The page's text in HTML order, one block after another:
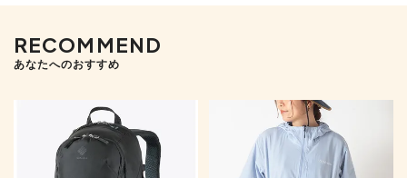
RECOMMEND
あなたへのおすすめ